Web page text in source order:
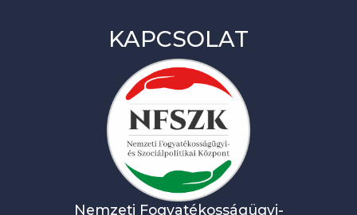
KAPCSOLAT
Nemzeti Fogyatékosságügyi-